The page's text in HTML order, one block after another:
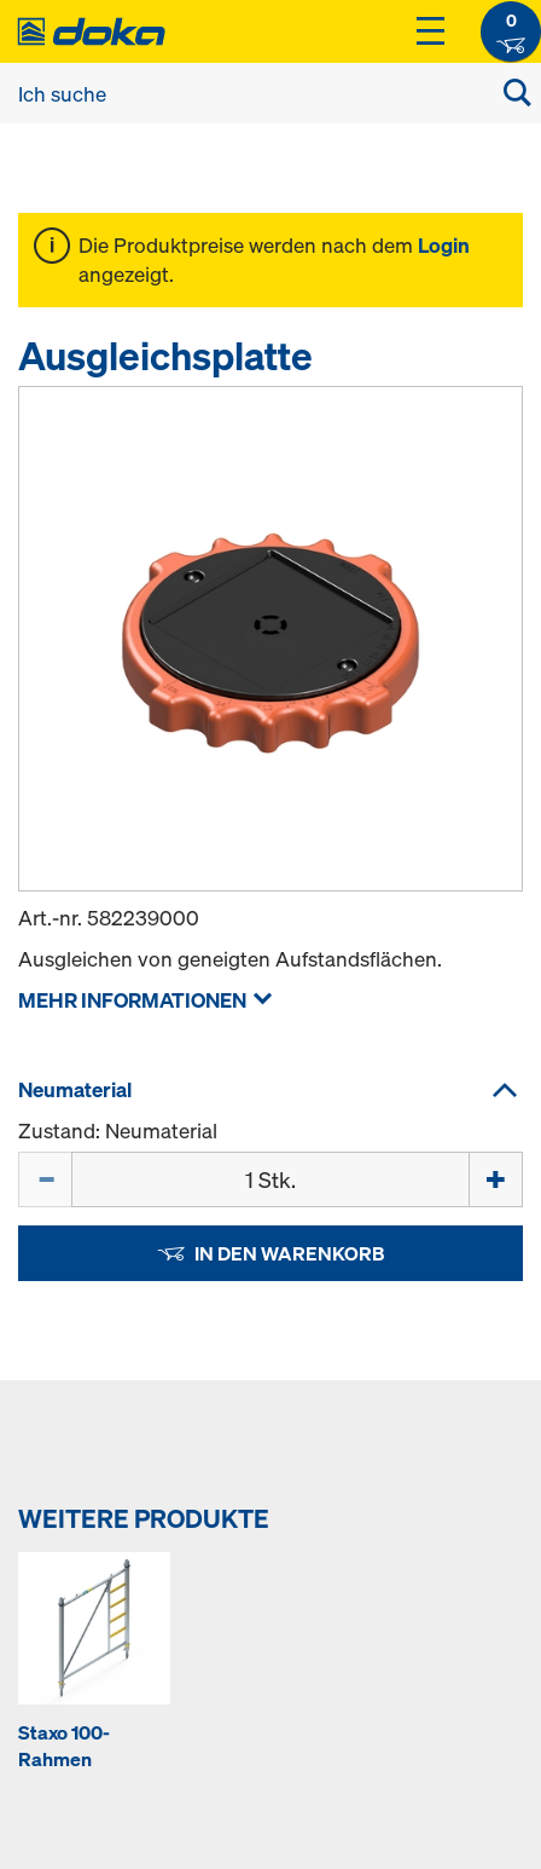
0
Die Produktpreise werden nach dem Login
angezeigt.
Ausgleichsplatte
Art.-nr. 582239000
Ausgleichen von geneigten Aufstandsflächen.
MEHR INFORMATIONEN
Neumaterial
Zustand: Neumaterial
IN DEN WARENKORB
WEITERE PRODUKTE
Staxo 100-
Rahmen